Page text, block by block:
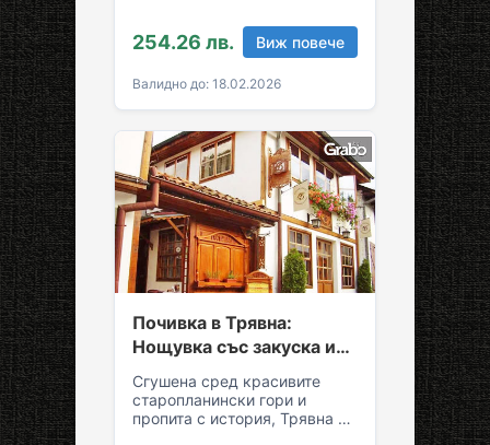
За вашия комфортен престой
в Трявна…
254.26 лв. Виж повече
Валидно до: 18.02.2026
Почивка в Трявна:
Нощувка със закуска и
възможност за обяд и
вечеря
Сгушена сред красивите
старопланински гори и
пропита с история, Трявна е